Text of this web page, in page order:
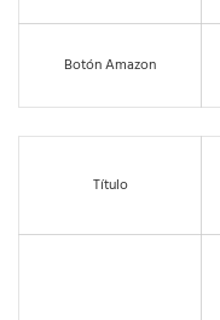
Botón Amazon
Título